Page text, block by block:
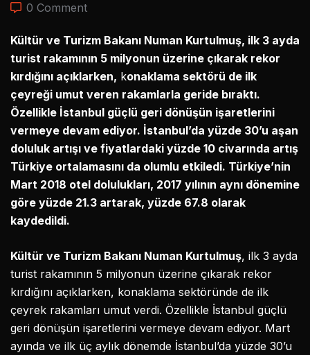
0 Comment
Kültür ve Turizm Bakanı Numan Kurtulmuş, ilk 3 ayda
turist rakamının 5 milyonun üzerine çıkarak rekor
kırdığını açıklarken, konaklama sektörü de ilk
çeyreği umut veren rakamlarla geride bıraktı.
Özellikle İstanbul güçlü geri dönüşün işaretlerini
vermeye devam ediyor. İstanbul’da yüzde 30’u aşan
doluluk artışı ve fiyatlardaki yüzde 10 civarında artış
Türkiye ortalamasını da olumlu etkiledi. Türkiye’nin
Mart 2018 otel dolulukları, 2017 yılının aynı dönemine
göre yüzde 21.3 artarak, yüzde 67.8 olarak
kaydedildi.
Kültür ve Turizm Bakanı Numan Kurtulmuş, ilk 3 ayda
turist rakamının 5 milyonun üzerine çıkarak rekor
kırdığını açıklarken, konaklama sektöründe de ilk
çeyrek rakamları umut verdi. Özellikle İstanbul güçlü
geri dönüşün işaretlerini vermeye devam ediyor. Mart
ayında ve ilk üç aylık dönemde İstanbul’da yüzde 30’u